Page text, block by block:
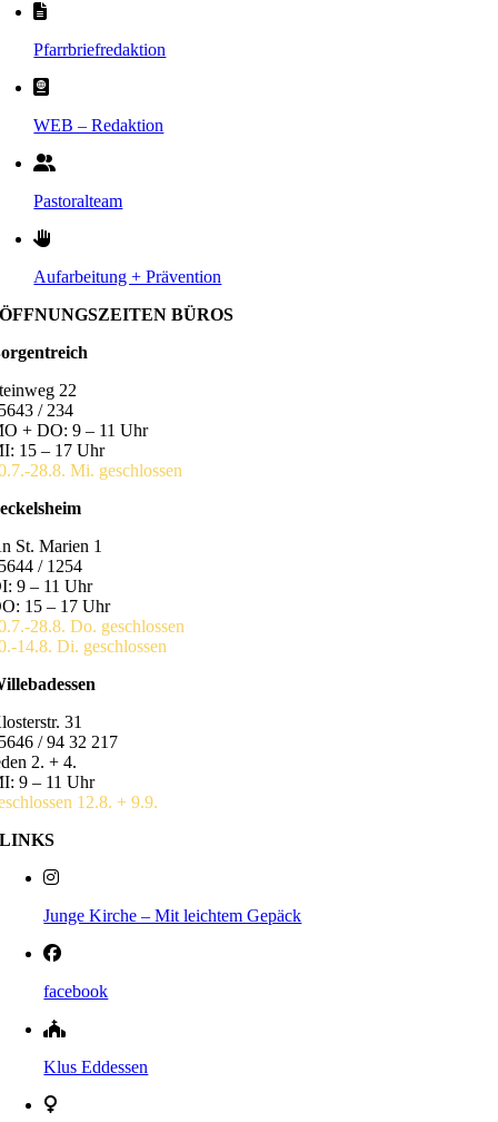
Pfarrbriefredaktion
WEB – Redaktion
Pastoralteam
Aufarbeitung + Prävention
ÖFFNUNGSZEITEN BÜROS
22
/ 234
+ DO: 9 – 11 Uhr
15 – 17 Uhr
28.8. Mi. geschlossen
St. Marien 1
/ 1254
9 – 11 Uhr
15 – 17 Uhr
28.8. Do. geschlossen
14.8. Di. geschlossen
31
/ 94 32 217
2. + 4.
9 – 11 Uhr
12.8. + 9.9.
LINKS
Junge Kirche – Mit leichtem Gepäck
facebook
Klus Eddessen